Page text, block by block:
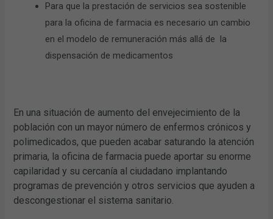
Para que la prestación de servicios sea sostenible
para la oficina de farmacia es necesario un cambio
en el modelo de remuneración más allá de la
dispensación de medicamentos
En una situación de aumento del envejecimiento de la
población con un mayor número de enfermos crónicos y
polimedicados, que pueden acabar saturando la atención
primaria, la oficina de farmacia puede aportar su enorme
capilaridad y su cercanía al ciudadano implantando
programas de prevención y otros servicios que ayuden a
descongestionar el sistema sanitario.